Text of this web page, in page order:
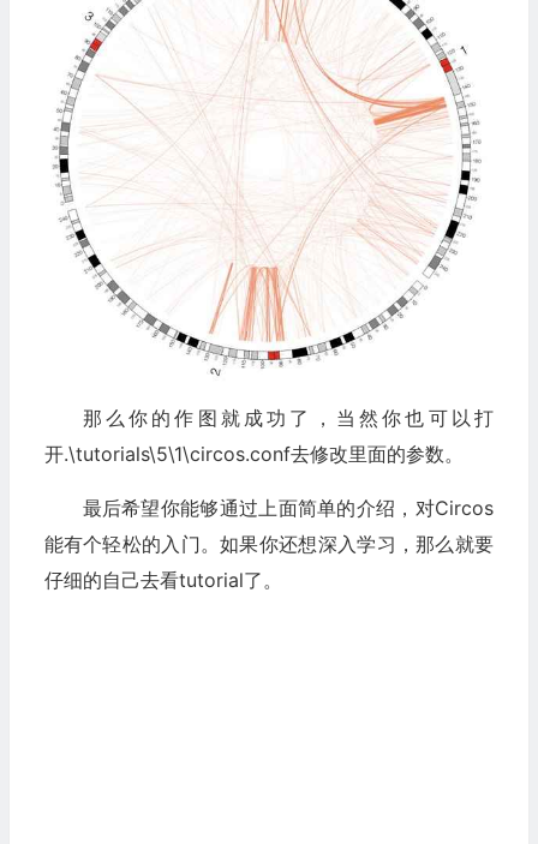
那么你的作图就成功了，当然你也可以打
开.\tutorials\5\1\circos.conf去修改里面的参数。
最后希望你能够通过上面简单的介绍，对Circos
能有个轻松的入门。如果你还想深入学习，那么就要
仔细的自己去看tutorial了。